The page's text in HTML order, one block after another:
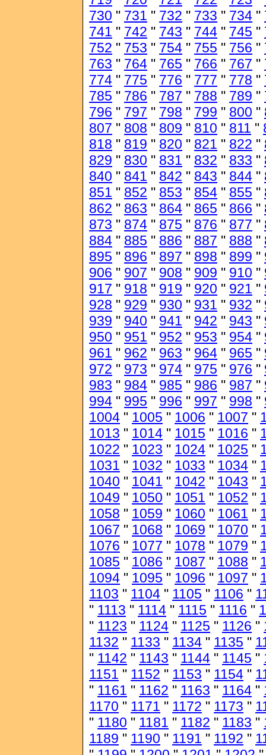
730 " 731 " 732 " 733 " 734 "
741 " 742 " 743 " 744 " 745 "
752 " 753 " 754 " 755 " 756 "
763 " 764 " 765 " 766 " 767 "
774 " 775 " 776 " 777 " 778 "
785 " 786 " 787 " 788 " 789 "
796 " 797 " 798 " 799 " 800 "
807 " 808 " 809 " 810 " 811 "
818 " 819 " 820 " 821 " 822 "
829 " 830 " 831 " 832 " 833 "
840 " 841 " 842 " 843 " 844 "
851 " 852 " 853 " 854 " 855 "
862 " 863 " 864 " 865 " 866 "
873 " 874 " 875 " 876 " 877 "
884 " 885 " 886 " 887 " 888 "
895 " 896 " 897 " 898 " 899 "
906 " 907 " 908 " 909 " 910 "
917 " 918 " 919 " 920 " 921 "
928 " 929 " 930 " 931 " 932 "
939 " 940 " 941 " 942 " 943 "
950 " 951 " 952 " 953 " 954 "
961 " 962 " 963 " 964 " 965 "
972 " 973 " 974 " 975 " 976 "
983 " 984 " 985 " 986 " 987 "
994 " 995 " 996 " 997 " 998 "
1004 " 1005 " 1006 " 1007 "
1013 " 1014 " 1015 " 1016 "
1022 " 1023 " 1024 " 1025 "
1031 " 1032 " 1033 " 1034 "
1040 " 1041 " 1042 " 1043 "
1049 " 1050 " 1051 " 1052 "
1058 " 1059 " 1060 " 1061 "
1067 " 1068 " 1069 " 1070 "
1076 " 1077 " 1078 " 1079 "
1085 " 1086 " 1087 " 1088 "
1094 " 1095 " 1096 " 1097 "
1103 " 1104 " 1105 " 1106 "
" 1113 " 1114 " 1115 " 1116 "
" 1123 " 1124 " 1125 " 1126 "
1132 " 1133 " 1134 " 1135 "
" 1142 " 1143 " 1144 " 1145 "
1151 " 1152 " 1153 " 1154 "
" 1161 " 1162 " 1163 " 1164 "
1170 " 1171 " 1172 " 1173 "
" 1180 " 1181 " 1182 " 1183 "
1189 " 1190 " 1191 " 1192 "